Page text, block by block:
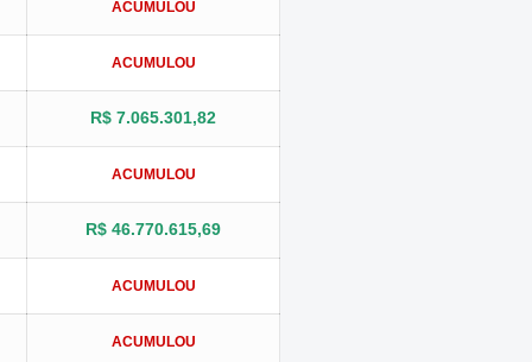
ACUMULOU
ACUMULOU
R$ 7.065.301,82
ACUMULOU
R$ 46.770.615,69
ACUMULOU
ACUMULOU